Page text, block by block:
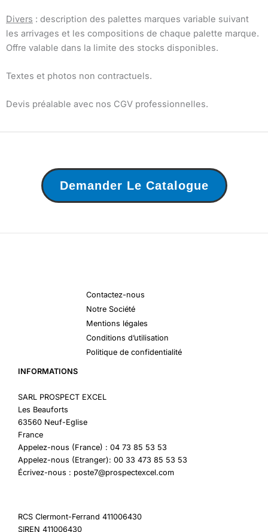
Divers : description des palettes marques variable suivant
les arrivages et les compositions de chaque palette marque.
Offre valable dans la limite des stocks disponibles.
Textes et photos non contractuels.
Devis préalable avec nos CGV professionnelles.
Demander Le Catalogue
Contactez-nous
Notre Société
Mentions légales
Conditions d’utilisation
Politique de confidentialité
INFORMATIONS
SARL PROSPECT EXCEL
Les Beauforts
63560 Neuf-Eglise
France
Appelez-nous (France) : 04 73 85 53 53
Appelez-nous (Etranger): 00 33 473 85 53 53
Écrivez-nous : poste7@prospectexcel.com
RCS Clermont-Ferrand 411006430
SIREN 411006430